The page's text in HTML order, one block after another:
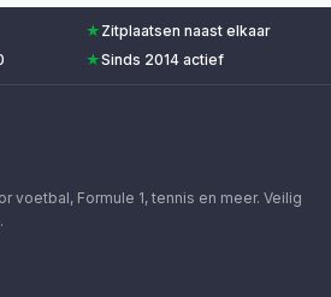
★ Zitplaatsen naast elkaar
★Sinds 2014 actief
voetbal, Formule 1, tennis en meer. Veilig